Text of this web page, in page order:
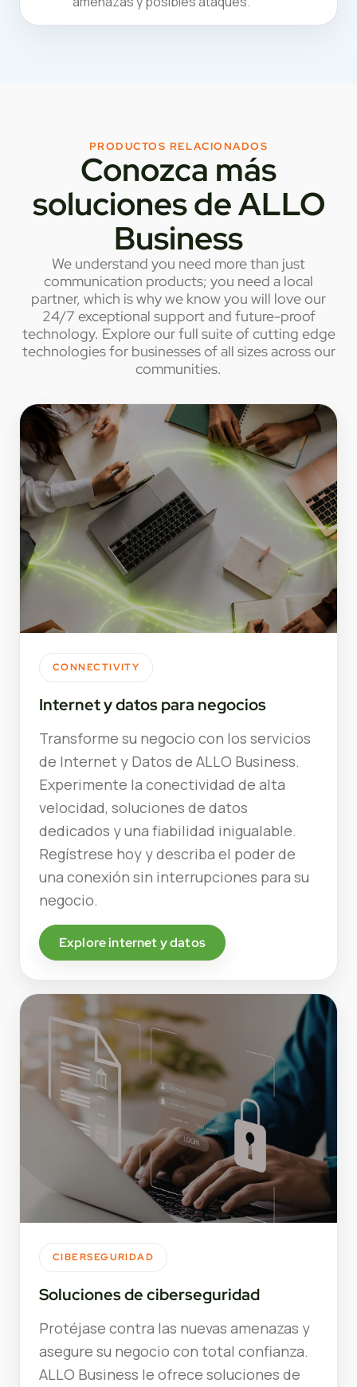
PRODUCTOS RELACIONADOS
Conozca más
soluciones de ALLO
Business
We understand you need more than just
communication products; you need a local
partner, which is why we know you will love our
24/7 exceptional support and future-proof
technology. Explore our full suite of cutting edge
technologies for businesses of all sizes across our
communities.
CONNECTIVITY
Internet y datos para negocios
Transforme su negocio con los servicios
de Internet y Datos de ALLO Business.
Experimente la conectividad de alta
velocidad, soluciones de datos
dedicados y una fiabilidad inigualable.
Regístrese hoy y describa el poder de
una conexión sin interrupciones para su
negocio.
Explore internet y datos
CIBERSEGURIDAD
Soluciones de ciberseguridad
Protéjase contra las nuevas amenazas y
asegure su negocio con total confianza.
ALLO Business le ofrece soluciones de